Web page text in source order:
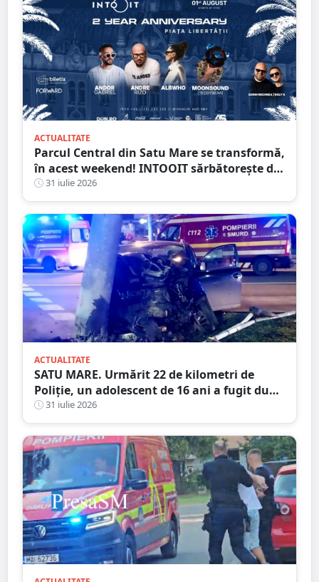
ACTUALITATE
Parcul Central din Satu Mare se transformă,
în acest weekend! INTOOIT sărbătorește doi
ani printr-un eveniment spectaculos
31 iulie 2026
ACTUALITATE
SATU MARE. Urmărit 22 de kilometri de
Poliție, un adolescent de 16 ani a fugit după
ce a spulberat un stâlp
31 iulie 2026